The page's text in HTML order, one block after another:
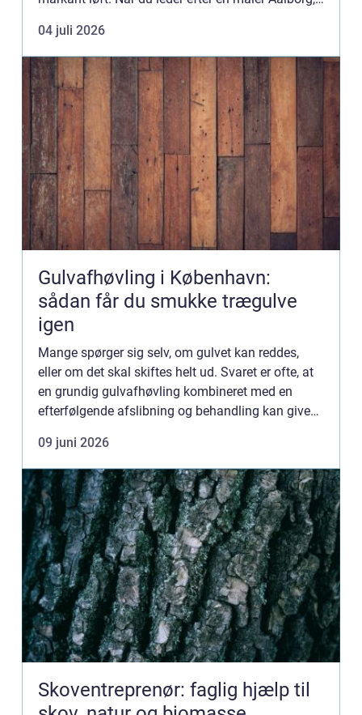
04 juli 2026
Gulvafhøvling i København:
sådan får du smukke trægulve
igen
Mange spørger sig selv, om gulvet kan reddes,
eller om det skal skiftes helt ud. Svaret er ofte, at
en grundig gulvafhøvling kombineret med en
efterfølgende afslibning og behandling kan give
09 juni 2026
Skoventreprenør: faglig hjælp til